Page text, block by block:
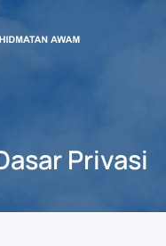
Privasi